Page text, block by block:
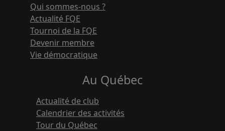
Qui sommes-nous ?
Actualité FQE
Tournoi de la FQE
Devenir membre
Vie démocratique
Au Québec
Actualité de club
Calendrier des activités
Tour du Québec